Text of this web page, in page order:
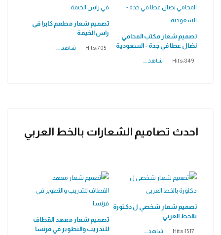
تصميم شعار مطعم كابرا في
راس الخيمة
Hits:705 شاهد ....
تصميم شعار مكتب المحامي
نضال عطا في جدة - السعودية
Hits:849 شاهد ....
احدث تصاميم الشعارات بالخط العربي
تصميم شعار معهد القطاف
للتدريب والتطوير في فرنسا
تصميم شعار شخصي ل دكتورة
بالخط العربي
Hits:1517 شاهد ....